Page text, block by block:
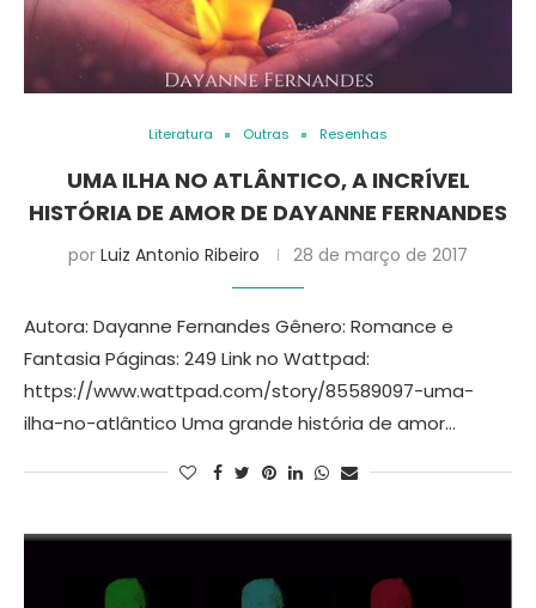
Literatura Outras Resenhas
UMA ILHA NO ATLÂNTICO, A INCRÍVEL
HISTÓRIA DE AMOR DE DAYANNE FERNANDES
por Luiz Antonio Ribeiro 28 de março de 2017
Autora: Dayanne Fernandes Gênero: Romance e
Fantasia Páginas: 249 Link no Wattpad:
https://www.wattpad.com/story/85589097-uma-
ilha-no-atlântico Uma grande história de amor…